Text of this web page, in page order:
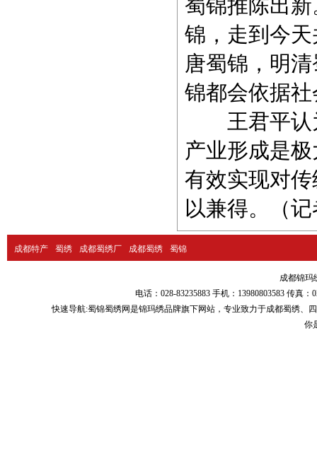
蜀锦推陈出
锦，走到今
唐蜀锦，明
锦都会依据
王君平认为
产业形成是
有效实现对传
以兼得。（
成都特产 蜀绣 成都蜀绣厂 成都蜀绣 蜀锦
成都锦玛
电话：028-83235883 手机：13980803583 传真
快速导航:蜀锦蜀绣网是锦玛绣品牌旗下网站，专业致力于成都蜀绣、
你